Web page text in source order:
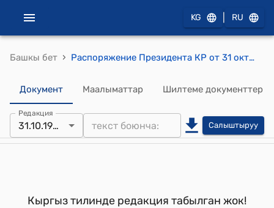
KG RU
Башкы бет › Распоряжение Президента КР от 31 октября 1995 года РП №218 "О материальной помощи семье Иманова Капара - Героя Социалистического Труда"
Документ Маалыматтар Шилтеме документтер
Редакция
31.10.1995 Салыштыруу
Кыргыз тилинде редакция табылган жок!